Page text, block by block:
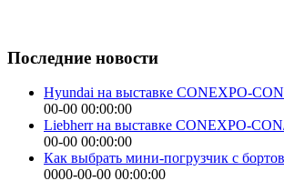
Последние новости
Hyundai на выставке CONEXPO-
00-00 00:00:00
Liebherr на выставке CONEXPO-
00-00 00:00:00
Как выбрать мини-погрузчик с
0000-00-00 00:00:00